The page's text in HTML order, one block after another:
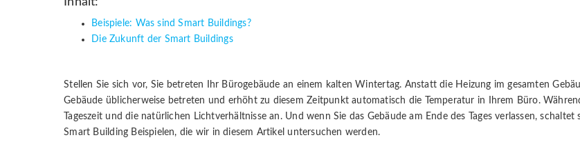
Beispiele: Was sind Smart Buildings?
Die Zukunft der Smart Buildings
Stellen Sie sich vor, Sie betreten Ihr Bürogebäude an einem kalten Wintertag. Anstatt die Heizung im gesamten
Gebäude üblicherweise betreten und erhöht zu diesem Zeitpunkt automatisch die Temperatur in Ihrem Büro.
Tageszeit und die natürlichen Lichtverhältnisse an. Und wenn Sie das Gebäude am Ende des Tages verlassen,
Smart Building Beispielen, die wir in diesem Artikel untersuchen werden.